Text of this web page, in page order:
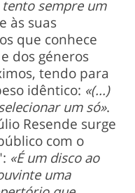
sempre um
às suas
que conhece
dos géneros
tendo para
idêntico: «(...)
um só».
Resende surge
com o
«É um disco ao
uma